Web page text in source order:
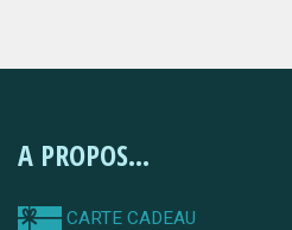
A PROPOS...
CARTE CADEAU